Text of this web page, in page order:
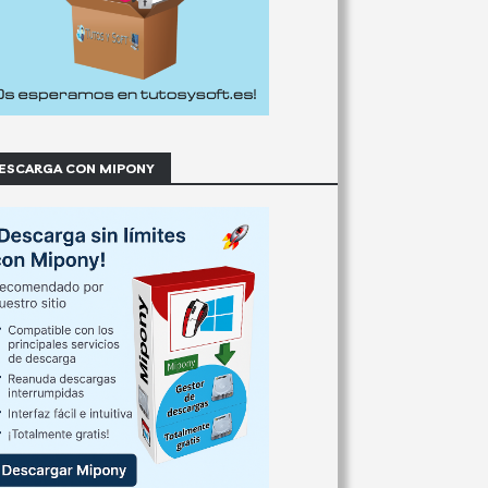
CON MIPONY